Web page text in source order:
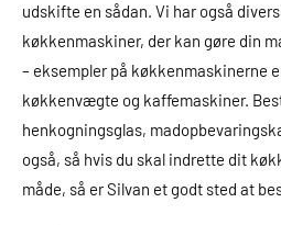
udskifte en sådan. Vi har også
køkkenmaskiner, der kan gøre din
– eksempler på køkkenmaskinerne
køkkenvægte og kaffemaskiner.
henkogningsglas,
også, så hvis du skal indrette dit
måde, så er Silvan et godt sted at